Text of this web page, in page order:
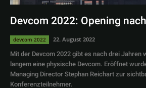
Devcom 2022: Opening
devcom 2022 22. August 2022
Mit der Devcom 2022 gibt es nach drei Jahren
langem eine physische Devcom. Eröffnet
Managing Director Stephan Reichart zur
Konferenzteilnehmer.